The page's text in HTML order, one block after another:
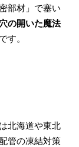
部材」で塞い
の開いた魔法
です。
北海道や東北
管の凍結対策